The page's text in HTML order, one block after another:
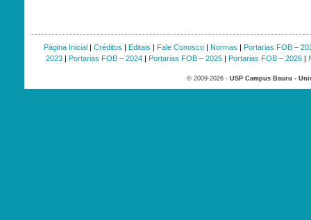
Página Inicial| Créditos | Editais | Fale Conosco| Normas | Portarias FOB –
2023| Portarias FOB – 2024| Portarias FOB – 2025| Portarias FOB – 2026|
© 2009-2026 - USP Campus Bauru -